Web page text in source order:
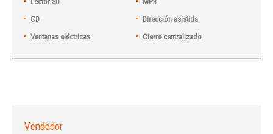
CD
Dirección asistida
Ventanas eléctricas
Cierre centralizado
Vendedor